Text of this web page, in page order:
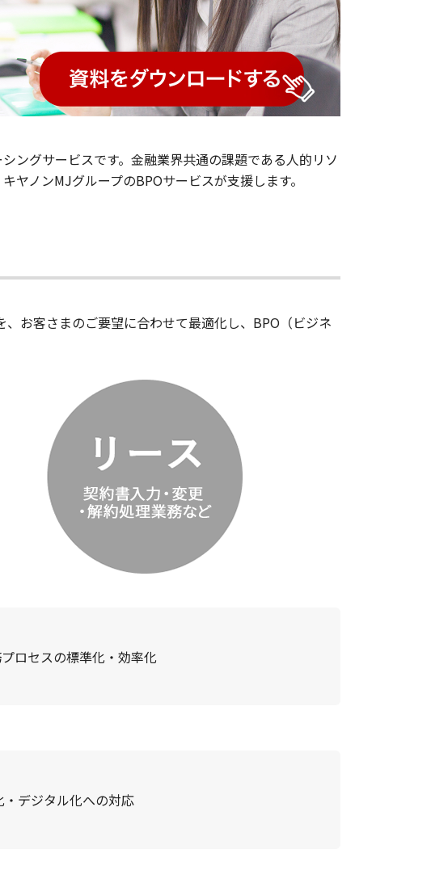
ングサービスです。金融業界共通の課題である人的リソ
ノンMJグループのBPOサービスが支援します。
お客さまのご要望に合わせて最適化し、BPO（ビジネ
ロセスの標準化・効率化
・デジタル化への対応